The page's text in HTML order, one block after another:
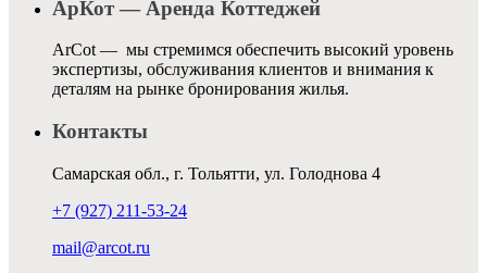
АрКот — Аренда Коттеджей
ArCot — мы стремимся обеспечить высокий уровень
экспертизы, обслуживания клиентов и внимания к
деталям на рынке бронирования жилья.
Контакты
Самарская обл., г. Тольятти, ул. Голоднова 4
+7 (927) 211-53-24
mail@arcot.ru